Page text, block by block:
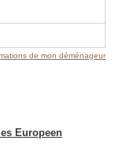
de mon déménageur
Europeen